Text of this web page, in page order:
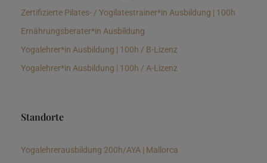
Zertifizierte Pilates- / Yogilatestrainer*in Ausbildung | 100h
Ernährungsberater*in Ausbildung
Yogalehrer*in Ausbildung | 100h / B-Lizenz
Yogalehrer*in Ausbildung | 100h / A-Lizenz
Standorte
Yogalehrerausbildung 200h/AYA | Mallorca